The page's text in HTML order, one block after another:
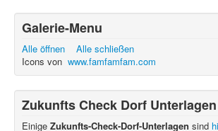
Galerie-Menu
Alle öffnen
Alle schließen
Icons von www.famfamfam.com
Zukunfts Check Dorf Unterlagen
Einige Zukunfts-Check-Dorf-Unterlagen sind